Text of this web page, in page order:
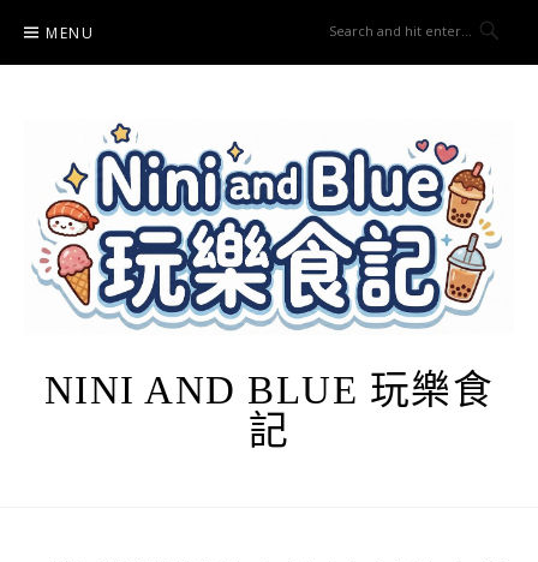
content
MENU
NINI AND BLUE 玩樂食
記